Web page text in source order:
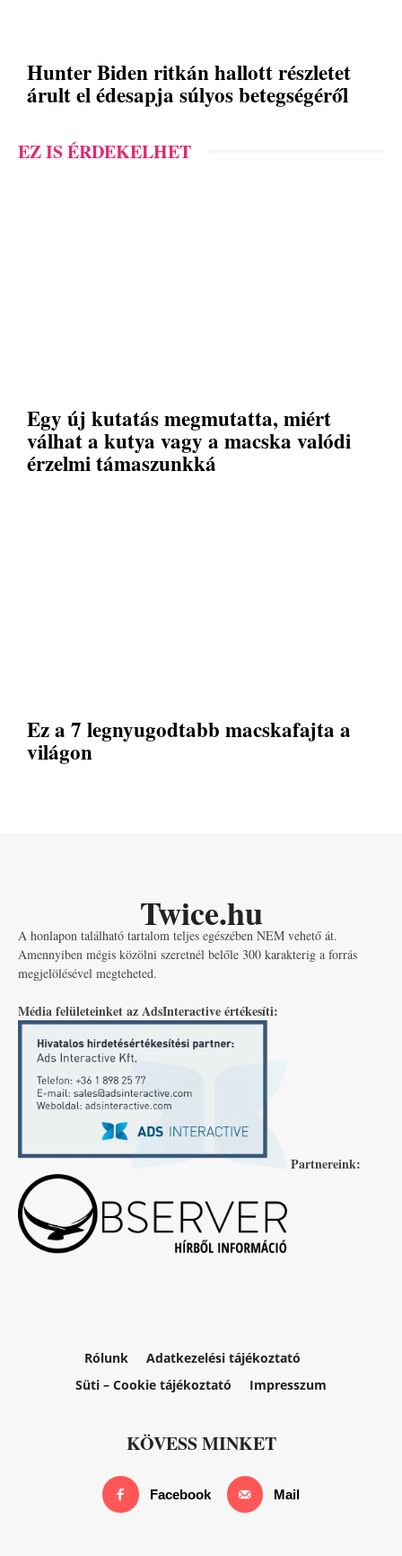
Hunter Biden ritkán hallott részletet
árult el édesapja súlyos betegségéről
EZ IS ÉRDEKELHET
Egy új kutatás megmutatta, miért
válhat a kutya vagy a macska valódi
érzelmi támaszunkká
Ez a 7 legnyugodtabb macskafajta a
világon
Twice.hu
A honlapon található tartalom teljes egészében NEM vehető át.
Amennyiben mégis közölni szeretnél belőle 300 karakterig a forrás
megjelölésével megteheted.
Média felületeinket az AdsInteractive értékesíti:
Partnereink:
Rólunk
Adatkezelési tájékoztató
Süti – Cookie tájékoztató
Impresszum
KÖVESS MINKET
Facebook Mail